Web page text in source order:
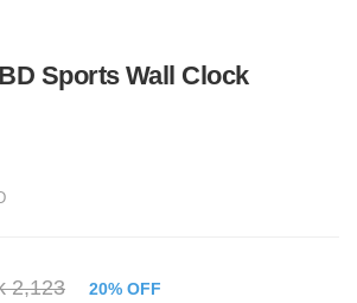
Sports Wall Clock
2,123 20% OFF